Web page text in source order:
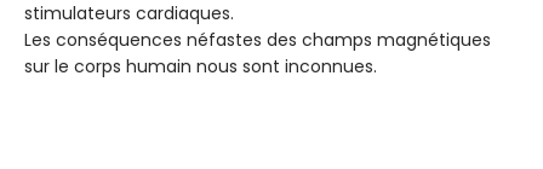
stimulateurs cardiaques.
Les conséquences néfastes des champs magnétiques
sur le corps humain nous sont inconnues.